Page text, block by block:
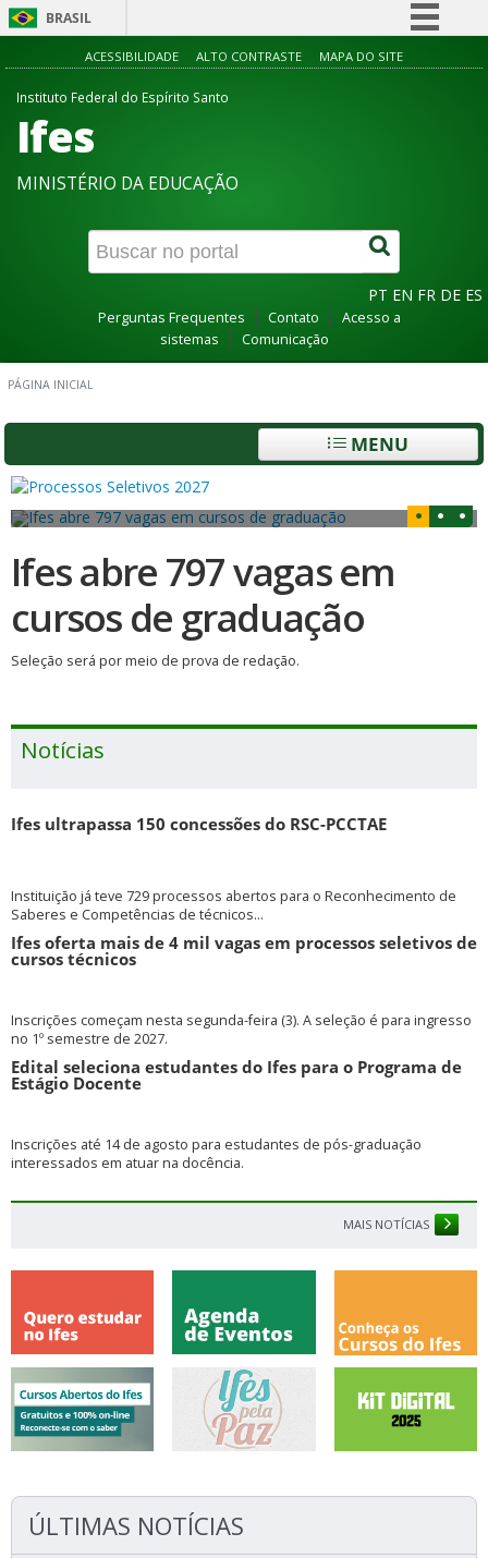
BRASIL
Simplifique!
Canais
ACESSIBILIDADE ALTO CONTRASTE MAPA DO SITE
Instituto Federal do Espírito Santo
Ifes
MINISTÉRIO DA EDUCAÇÃO
PT EN FR DE ES
Perguntas Frequentes Contato
Acesso a
sistemas
Comunicação
PÁGINA INICIAL
MENU
Ifes abre 797 vagas em
cursos de graduação
Seleção será por meio de prova de redação.
Notícias
Ifes ultrapassa 150 concessões do RSC-PCCTAE
Instituição já teve 729 processos abertos para o Reconhecimento de
Saberes e Competências de técnicos...
Ifes oferta mais de 4 mil vagas em processos seletivos de
cursos técnicos
Inscrições começam nesta segunda-feira (3). A seleção é para ingresso
no 1º semestre de 2027.
Edital seleciona estudantes do Ifes para o Programa de
Estágio Docente
Inscrições até 14 de agosto para estudantes de pós-graduação
interessados em atuar na docência.
MAIS NOTÍCIAS
ÚLTIMAS NOTÍCIAS